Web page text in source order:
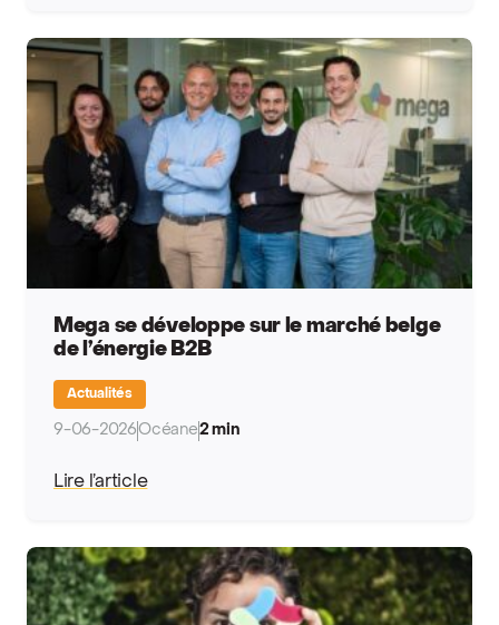
Mega se développe sur le marché belge
de l’énergie B2B
Actualités
9-06-2026Océane2 min
Lire l’article